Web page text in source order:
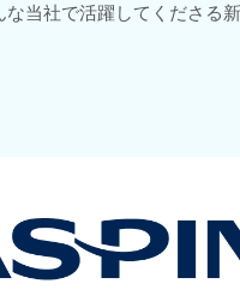
な当社で活躍してくださる